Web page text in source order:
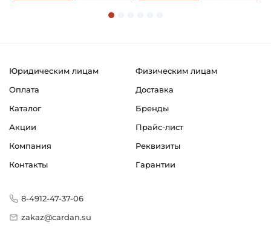
Юридическим лицам
Физическим лицам
Оплата
Доставка
Каталог
Бренды
Акции
Прайс-лист
Компания
Реквизиты
Контакты
Гарантии
8-4912-47-37-06
zakaz@cardan.su